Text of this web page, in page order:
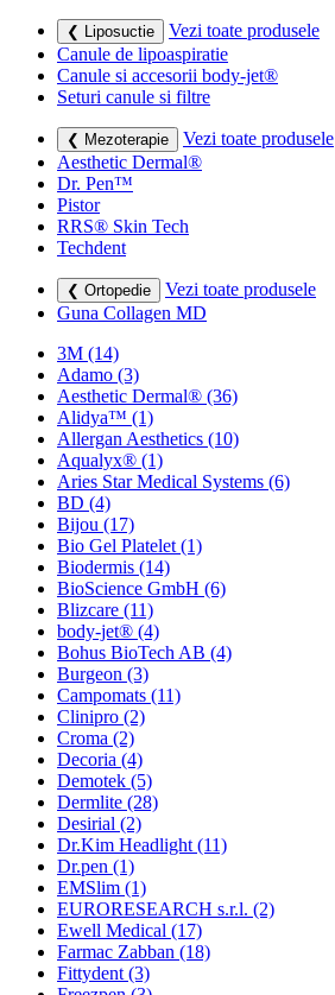
❮ Liposuctie
Vezi toate produsele
Canule de lipoaspiratie
Canule si accesorii body-jet®
Seturi canule si filtre
❮ Mezoterapie
Vezi toate produsele
Aesthetic Dermal®
Dr. Pen™
Pistor
RRS® Skin Tech
Techdent
❮ Ortopedie
Vezi toate produsele
Guna Collagen MD
3M (14)
Adamo (3)
Aesthetic Dermal® (36)
Alidya™ (1)
Allergan Aesthetics (10)
Aqualyx® (1)
Aries Star Medical Systems (6)
BD (4)
Bijou (17)
Bio Gel Platelet (1)
Biodermis (14)
BioScience GmbH (6)
Blizcare (11)
body-jet® (4)
Bohus BioTech AB (4)
Burgeon (3)
Campomats (11)
Clinipro (2)
Croma (2)
Decoria (4)
Demotek (5)
Dermlite (28)
Desirial (2)
Dr.Kim Headlight (11)
Dr.pen (1)
EMSlim (1)
EURORESEARCH s.r.l. (2)
Ewell Medical (17)
Farmac Zabban (18)
Fittydent (3)